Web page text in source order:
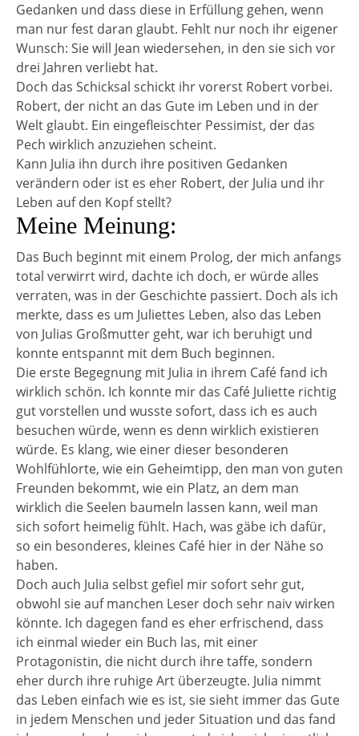
Gedanken und dass diese in Erfüllung gehen, wenn
man nur fest daran glaubt. Fehlt nur noch ihr eigener
Wunsch: Sie will Jean wiedersehen, in den sie sich vor
drei Jahren verliebt hat.
Doch das Schicksal schickt ihr vorerst Robert vorbei.
Robert, der nicht an das Gute im Leben und in der
Welt glaubt. Ein eingefleischter Pessimist, der das
Pech wirklich anzuziehen scheint.
Kann Julia ihn durch ihre positiven Gedanken
verändern oder ist es eher Robert, der Julia und ihr
Leben auf den Kopf stellt?
Meine Meinung:
Das Buch beginnt mit einem Prolog, der mich anfangs
total verwirrt wird, dachte ich doch, er würde alles
verraten, was in der Geschichte passiert. Doch als ich
merkte, dass es um Juliettes Leben, also das Leben
von Julias Großmutter geht, war ich beruhigt und
konnte entspannt mit dem Buch beginnen.
Die erste Begegnung mit Julia in ihrem Café fand ich
wirklich schön. Ich konnte mir das Café Juliette richtig
gut vorstellen und wusste sofort, dass ich es auch
besuchen würde, wenn es denn wirklich existieren
würde. Es klang, wie einer dieser besonderen
Wohlfühlorte, wie ein Geheimtipp, den man von guten
Freunden bekommt, wie ein Platz, an dem man
wirklich die Seelen baumeln lassen kann, weil man
sich sofort heimelig fühlt. Hach, was gäbe ich dafür,
so ein besonderes, kleines Café hier in der Nähe so
haben.
Doch auch Julia selbst gefiel mir sofort sehr gut,
obwohl sie auf manchen Leser doch sehr naiv wirken
könnte. Ich dagegen fand es eher erfrischend, dass
ich einmal wieder ein Buch las, mit einer
Protagonistin, die nicht durch ihre taffe, sondern
eher durch ihre ruhige Art überzeugte. Julia nimmt
das Leben einfach wie es ist, sie sieht immer das Gute
in jedem Menschen und jeder Situation und das fand